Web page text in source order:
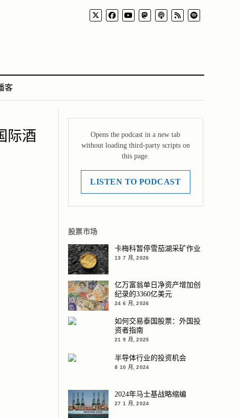
客
际酒
Opens the podcast in a new tab
without loading third-party scripts on
this page.
LISTEN TO PODCAST
股票市场
卡梅科暂停雪茄湖采矿作业
13 7 月, 2026
亿万富翁单日净资产增加创
纪录的3360亿美元
24 6 月, 2026
如何交易泰国股票：外国投
资者指南
21 9 月, 2025
半导体行业的投资机会
8 10 月, 2024
2024年马士基战略缩编
27 1 月, 2024